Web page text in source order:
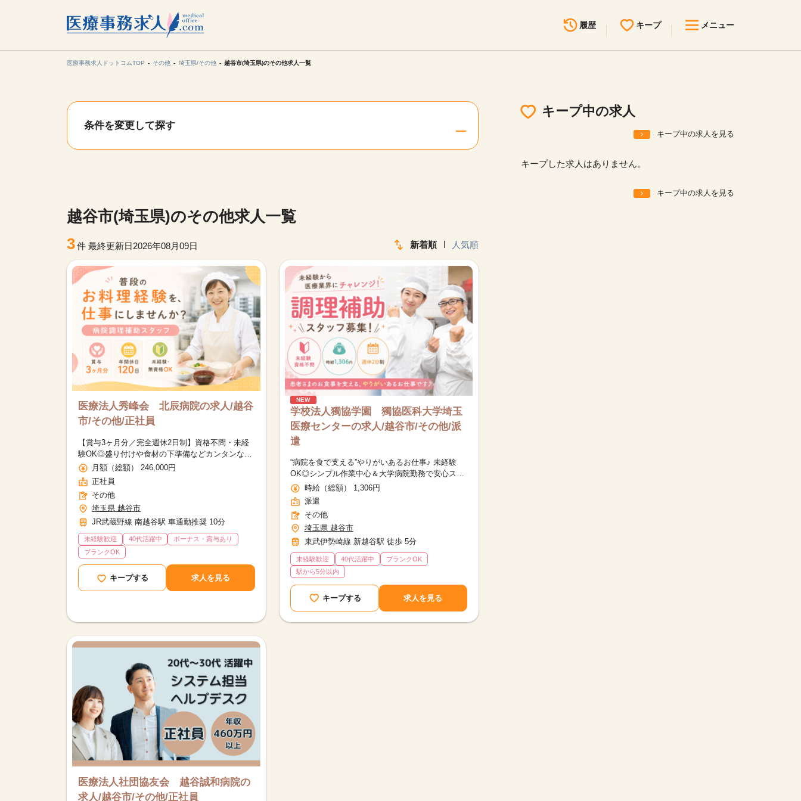
履歴 キープ メニュー
見学会・イベント情報
医療事務求人ドットコムTOP その他 埼玉県/その他 越谷市(埼玉県)のその他求人一覧
条件を変更して探す
越谷市(埼玉県)のその他求人一覧
3件 最終更新日2026年08月09日 新着順 人気順
医療法人秀峰会 北辰病院の求人/越谷
市/その他/正社員
【賞与3ヶ月分／完全週休2日制】資格不問・未経
験OK◎盛り付けや食材の下準備などカンタンなお
手伝いから♪40代～50代男女活躍中
月額（総額） 246,000円
正社員
その他
埼玉県 越谷市
JR武蔵野線 南越谷駅 車通勤推奨 10分
未経験歓迎 40代活躍中
ボーナス・賞与あり
ブランクOK
キープする 求人を見る
NEW
学校法人獨協学園 獨協医科大学埼玉
医療センターの求人/越谷市/その他/派
遣
“病院を食で支える”やりがいあるお仕事♪ 未経験
OK◎シンプル作業中心＆大学病院勤務で安心ス
タート！時給（総額） 1,306円
派遣
その他
埼玉県 越谷市
東武伊勢崎線 新越谷駅 徒歩 5分
未経験歓迎 40代活躍中
ブランクOK
駅から5分以内
キープする 求人を見る
医療法人社団協友会 越谷誠和病院の
求人/越谷市/その他/正社員
キープ中の求人
キープ中の求人を見る
キープした求人はありません。
キープ中の求人を見る